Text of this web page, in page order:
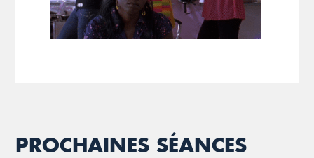
PROCHAINES SÉANCES